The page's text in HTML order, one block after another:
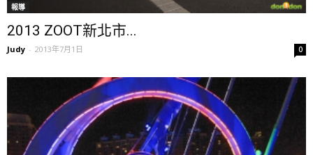
報導
2013 ZOOT新北市...
Judy - 2013年7月1日 0